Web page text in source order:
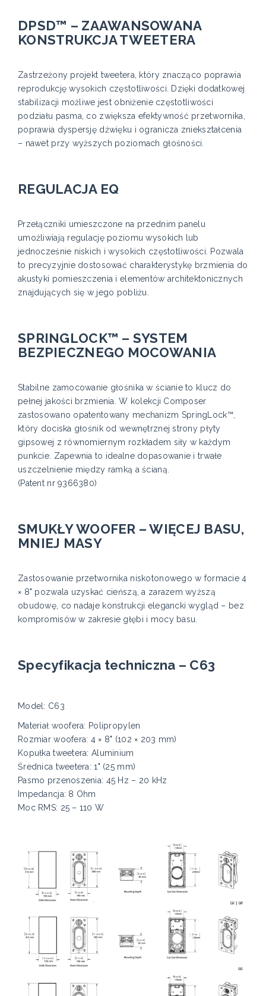
DPSD™ – ZAAWANSOWANA
KONSTRUKCJA TWEETERA
Zastrzeżony projekt tweetera, który znacząco poprawia
reprodukcję wysokich częstotliwości. Dzięki dodatkowej
stabilizacji możliwe jest obniżenie częstotliwości
podziału pasma, co zwiększa efektywność przetwornika,
poprawia dyspersję dźwięku i ogranicza zniekształcenia
– nawet przy wyższych poziomach głośności.
REGULACJA EQ
Przełączniki umieszczone na przednim panelu
umożliwiają regulację poziomu wysokich lub
jednocześnie niskich i wysokich częstotliwości. Pozwala
to precyzyjnie dostosować charakterystykę brzmienia do
akustyki pomieszczenia i elementów architektonicznych
znajdujących się w jego pobliżu.
SPRINGLOCK™ – SYSTEM
BEZPIECZNEGO MOCOWANIA
Stabilne zamocowanie głośnika w ścianie to klucz do
pełnej jakości brzmienia. W kolekcji Composer
zastosowano opatentowany mechanizm SpringLock™,
który dociska głośnik od wewnętrznej strony płyty
gipsowej z równomiernym rozkładem siły w każdym
punkcie. Zapewnia to idealne dopasowanie i trwałe
uszczelnienie między ramką a ścianą.
(Patent nr 9366380)
SMUKŁY WOOFER – WIĘCEJ BASU,
MNIEJ MASY
Zastosowanie przetwornika niskotonowego w formacie 4
× 8" pozwala uzyskać cieńszą, a zarazem wyższą
obudowę, co nadaje konstrukcji elegancki wygląd – bez
kompromisów w zakresie głębi i mocy basu.
Specyfikacja techniczna – C63
Model: C63
Materiał woofera: Polipropylen
Rozmiar woofera: 4 × 8" (102 × 203 mm)
Kopułka tweetera: Aluminium
Średnica tweetera: 1" (25 mm)
Pasmo przenoszenia: 45 Hz – 20 kHz
Impedancja: 8 Ohm
Moc RMS: 25 – 110 W